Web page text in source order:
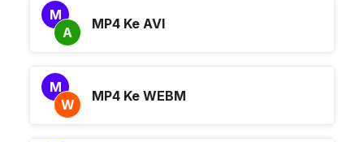
M
A
MP4 Ke AVI
M
W
MP4 Ke WEBM